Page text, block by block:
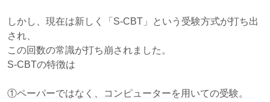
しかし、現在は新しく「S-CBT」という受験方式が打ち出
され、
この回数の常識が打ち崩されました。
S-CBTの特徴は
①ペーパーではなく、コンピューターを用いての受験。